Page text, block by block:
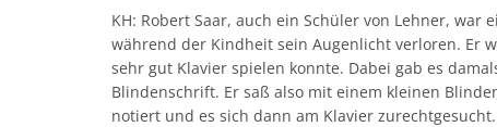
KH: Robert Saar, auch ein Schüler von Lehner, war
während der Kindheit sein Augenlicht verloren. Er
sehr gut Klavier spielen konnte. Dabei gab es
Blindenschrift. Er saß also mit einem kleinen
notiert und es sich dann am Klavier